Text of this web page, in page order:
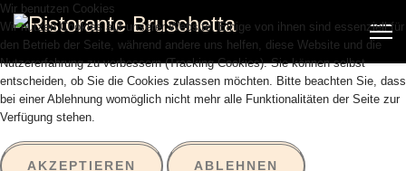
Wir benutzen Cookies
Wir nutzen Cookies auf unserer Website. Einige von ihnen sind essenziell für
den Betrieb der Seite, während andere uns helfen, diese Website und die
Nutzererfahrung zu verbessern (Tracking Cookies). Sie können selbst
entscheiden, ob Sie die Cookies zulassen möchten. Bitte beachten Sie, dass
bei einer Ablehnung womöglich nicht mehr alle Funktionalitäten der Seite zur
Verfügung stehen.
AKZEPTIEREN ABLEHNEN